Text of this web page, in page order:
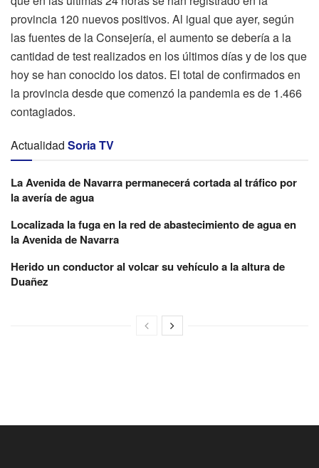
provincia 120 nuevos positivos. Al igual que ayer, según
las fuentes de la Consejería, el aumento se debería a la
cantidad de test realizados en los últimos días y de los que
hoy se han conocido los datos. El total de confirmados en
la provincia desde que comenzó la pandemia es de 1.466
contagiados.
Actualidad Soria TV
La Avenida de Navarra permanecerá cortada al tráfico por
la avería de agua
Localizada la fuga en la red de abastecimiento de agua en
la Avenida de Navarra
Herido un conductor al volcar su vehículo a la altura de
Duañez